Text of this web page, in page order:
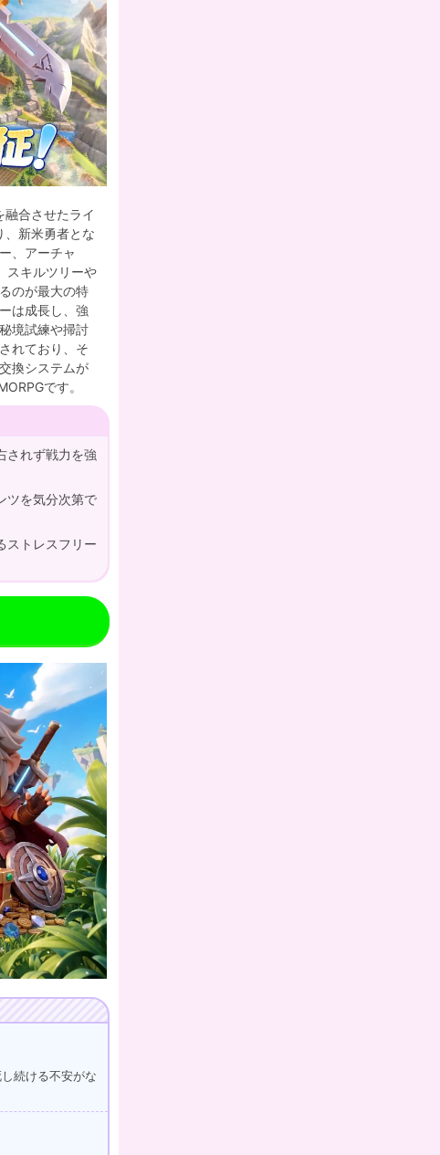
融合させたライ
、新米勇者とな
、アーチャ
スキルツリーや
のが最大の特
は成長し、強
境試練や掃討
れており、そ
換システムが
です。
されず戦力を強
ツを気分次第で
ストレスフリー
続ける不安がな